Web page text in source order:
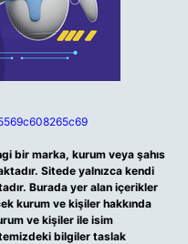
bir marka, kurum veya şahıs
Sitede yalnızca kendi
Burada yer alan içerikler
kurum ve kişiler hakkında
ve kişiler ile isim
bilgiler taslak